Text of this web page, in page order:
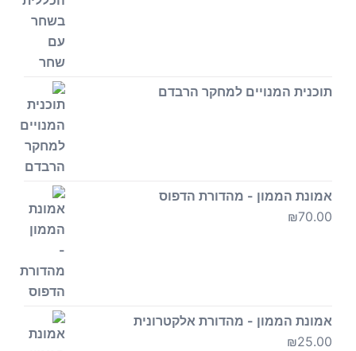
תוכנית המנויים למחקר הרבדם
אמונת הממון - מהדורת הדפוס
₪70.00
אמונת הממון - מהדורת אלקטרונית
₪25.00